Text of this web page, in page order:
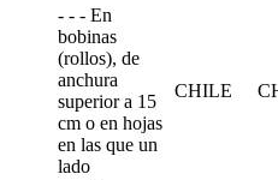
- - - En
bobinas
(rollos), de
anchura
superior a 15
cm o en hojas
en las que un
lado
CHILE